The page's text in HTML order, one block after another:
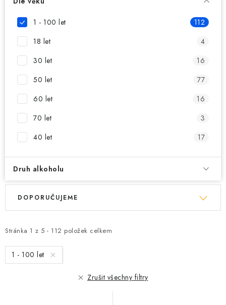
OKAMŽITĚ K ODBĚRU
B2B
MÁM SRDCE POMÁHÁM
VÁNOCE
PROVIZNÍ SYSTÉM
O nás Časté otázky
Doprava a platba
Zásady zpracování ochrany osobních údajů
1 - 100 let
112
18 let
4
30 let
16
50 let
77
60 let
16
70 let
3
40 let
17
Druh alkoholu
V
i
s
p
Stránka 1 z 5 - 112 položek celkem
Ř
e
n
í
DOPORUČUJEME
1 - 100 let
Zrušit všechny filtry